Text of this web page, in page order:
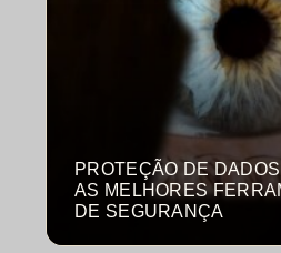
PROTEÇÃO DE
AS MELHORES
DE SEGURANÇA